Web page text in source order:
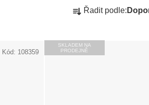
Ř
z
Řadit podle:
Kód: 108359
SKLADEM NA
PRODEJNĚ